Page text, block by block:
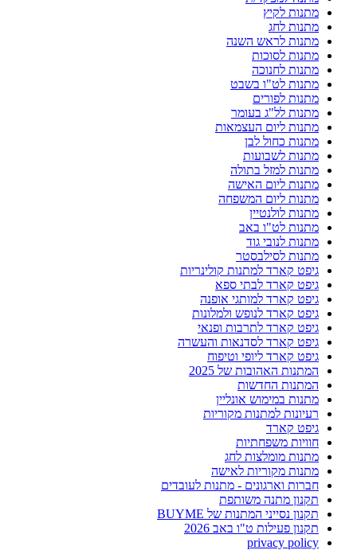
מתנות לקיץ
מתנות לחג
מתנות לראש השנה
מתנות לסוכות
מתנות לחנוכה
מתנות לט"ו בשבט
מתנות לפורים
מתנות לל"ג בעומר
מתנות ליום העצמאות
מתנות כחול לבן
מתנות לשבועות
מתנות למזל בתולה
מתנות ליום האישה
מתנות ליום המשפחה
מתנות לולנטיין
מתנות לט"ו באב
מתנות לנובי גוד
מתנות לסילבסטר
גיפט קארד למתנות קולינריות
גיפט קארד לבתי ספא
גיפט קארד למותגי אופנה
גיפט קארד לנופש ולמלונות
גיפט קארד לתרבות ופנאי
גיפט קארד לסדנאות והעשרה
גיפט קארד ליופי וטיפוח
המתנות האהובות של 2025
המתנות החדשות
מתנות במימוש אונליין
רעיונות למתנות מקוריות
גיפט קארד
חוויות משפחתיות
מתנות מומלצות לחג
מתנות מקוריות לאישה
חברות וארגונים - מתנות לעובדים
תקנון מתנה משותפת
תקנון נסייני המתנות של BUYME
תקנון פעילות ט"ו באב 2026
privacy policy